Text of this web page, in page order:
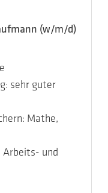
(w/m/d)
sehr guter
Mathe,
Arbeits- und